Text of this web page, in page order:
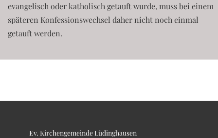
evangelisch oder katholisch getauft wurde, muss bei einem
späteren Konfessionswechsel daher nicht noch einmal
getauft werden.
Ev. Kirchengemeinde Lüdinghausen